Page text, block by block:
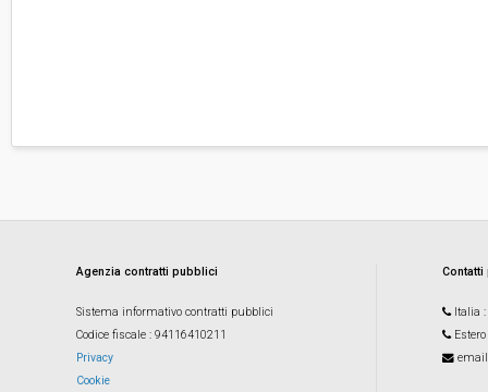
Agenzia contratti pubblici
Sistema informativo contratti pubblici
Codice fiscale : 94116410211
Privacy
Cookie
Italia
Estero
email